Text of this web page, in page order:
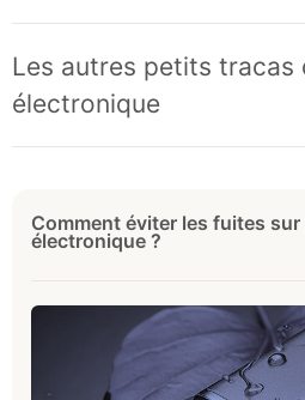
Les autres petits tracas
électronique
Comment éviter les fuites
électronique ?